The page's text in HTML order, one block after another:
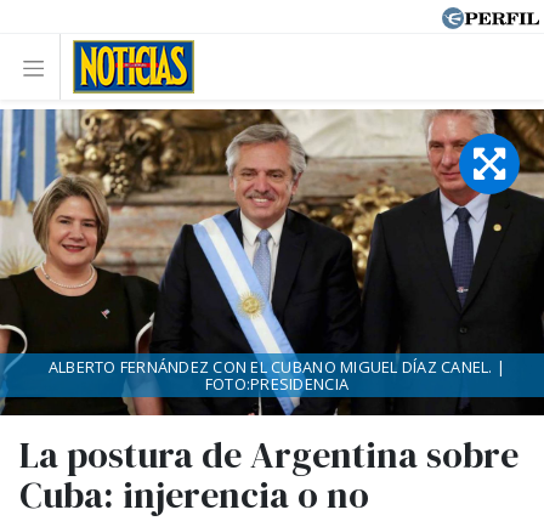
La postura de Argentina sobre
Cuba: injerencia o no
ALBERTO FERNÁNDEZ CON EL CUBANO MIGUEL DÍAZ CANEL. |
FOTO:PRESIDENCIA